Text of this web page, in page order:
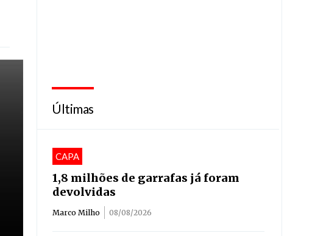
Últimas
CAPA
1,8 milhões de garrafas já foram
devolvidas
Marco Milho 08/08/2026